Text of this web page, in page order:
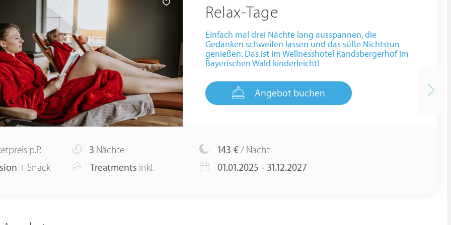
Relax-Tage
Einfach mal drei Nächte lang ausspannen, die
Gedanken schweifen lassen und das süße Nichtstun
genießen: Das ist im Wellnesshotel Randsbergerhof im
Bayerischen Wald kinderleicht!
Angebot buchen
p.P.
+ Snack
3 Nächte
Treatments inkl.
143 €/ Nacht
01.01.2025 - 31.12.2027